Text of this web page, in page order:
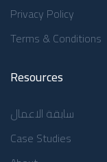
Privacy Policy
Terms & Conditions
Resources
سابقة الاعمال
Case Studies